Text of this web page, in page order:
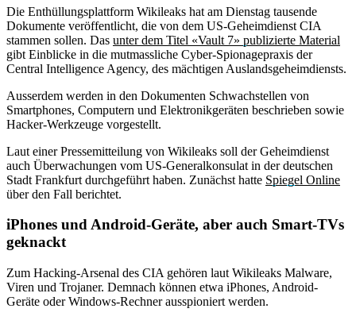
Die Enthüllungsplattform Wikileaks hat am Dienstag tausende
Dokumente veröffentlicht, die von dem US-Geheimdienst CIA
stammen sollen. Das unter dem Titel «Vault 7» publizierte Material
gibt Einblicke in die mutmassliche Cyber-Spionagepraxis der
Central Intelligence Agency, des mächtigen Auslandsgeheimdiensts.
Ausserdem werden in den Dokumenten Schwachstellen von
Smartphones, Computern und Elektronikgeräten beschrieben sowie
Hacker-Werkzeuge vorgestellt.
Laut einer Pressemitteilung von Wikileaks soll der Geheimdienst
auch Überwachungen vom US-Generalkonsulat in der deutschen
Stadt Frankfurt durchgeführt haben. Zunächst hatte Spiegel Online
über den Fall berichtet.
iPhones und Android-Geräte, aber auch Smart-TVs
geknackt
Zum Hacking-Arsenal des CIA gehören laut Wikileaks Malware,
Viren und Trojaner. Demnach können etwa iPhones, Android-
Geräte oder Windows-Rechner ausspioniert werden.